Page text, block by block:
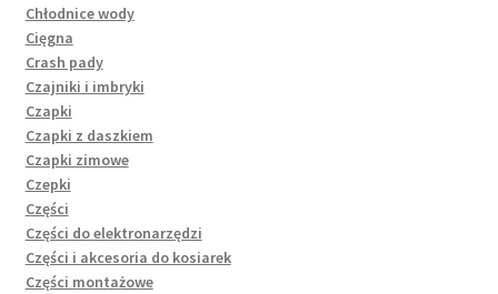
Chłodnice wody
Cięgna
Crash pady
Czajniki i imbryki
Czapki
Czapki z daszkiem
Czapki zimowe
Czepki
Części
Części do elektronarzędzi
Części i akcesoria do kosiarek
Części montażowe